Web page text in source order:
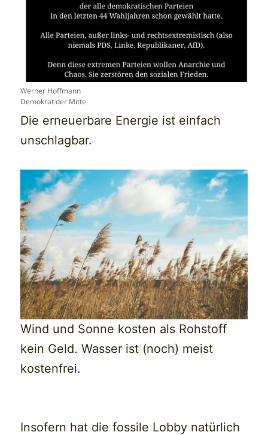
Werner Hoffmann
Demokrat der Mitte
Die erneuerbare Energie ist einfach
unschlagbar.
Wind und Sonne kosten als Rohstoff
kein Geld. Wasser ist (noch) meist
kostenfrei.
Insofern hat die fossile Lobby natürlich